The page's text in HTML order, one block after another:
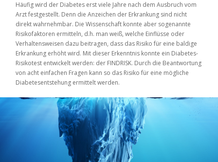
Häufig wird der Diabetes erst viele Jahre nach dem Ausbruch vom
Arzt festgestellt. Denn die Anzeichen der Erkrankung sind nicht
direkt wahrnehmbar. Die Wissenschaft konnte aber sogenannte
Risikofaktoren ermitteln, d.h. man weiß, welche Einflüsse oder
Verhaltensweisen dazu beitragen, dass das Risiko für eine baldige
Erkrankung erhöht wird. Mit dieser Erkenntnis konnte ein Diabetes-
Risikotest entwickelt werden: der FINDRISK. Durch die Beantwortung
von acht einfachen Fragen kann so das Risiko für eine mögliche
Diabetesentstehung ermittelt werden.